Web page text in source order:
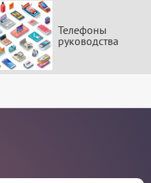
Телефоны
руководства